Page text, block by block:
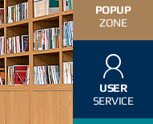
POPUP
ZONE
USER
SERVICE